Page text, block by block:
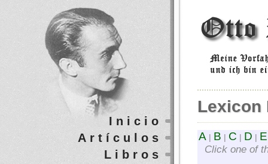
Lexicon
A B C D E
Click one of
Inicio
Artículos
Libros